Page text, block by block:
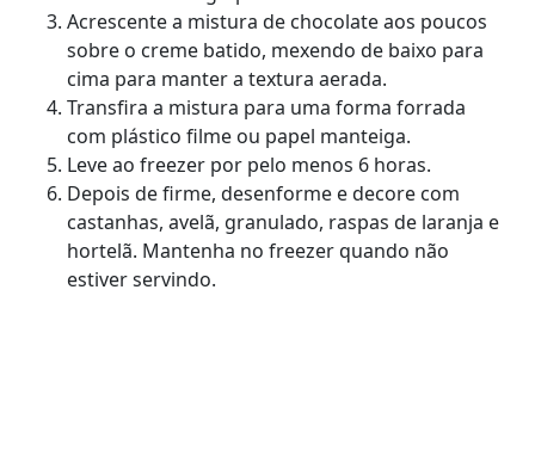
Acrescente a mistura de chocolate aos poucos
sobre o creme batido, mexendo de baixo para
cima para manter a textura aerada.
Transfira a mistura para uma forma forrada
com plástico filme ou papel manteiga.
Leve ao freezer por pelo menos 6 horas.
Depois de firme, desenforme e decore com
castanhas, avelã, granulado, raspas de laranja e
hortelã. Mantenha no freezer quando não
estiver servindo.